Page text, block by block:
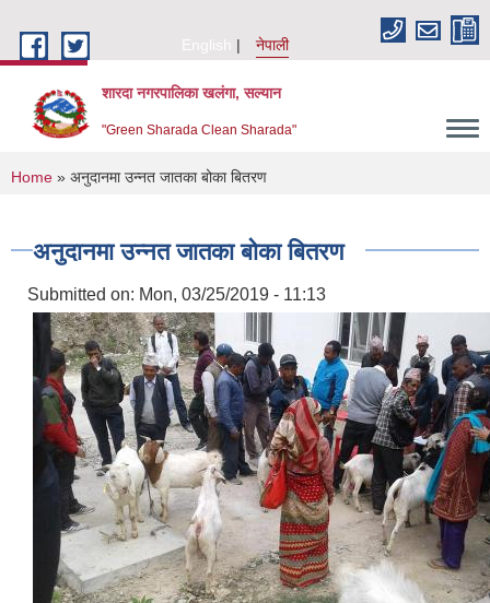
English
नेपाली
शारदा नगरपालिका खलंगा, सल्यान
"Green Sharada Clean Sharada"
You are here
Home » अनुदानमा उन्नत जातका बोका बितरण
अनुदानमा उन्नत जातका बोका बितरण
Submitted on: Mon, 03/25/2019 - 11:13